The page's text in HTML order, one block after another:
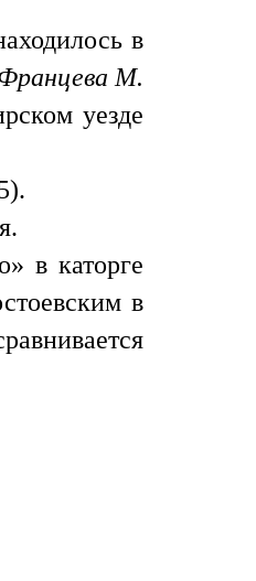
в
М.
уезде
в каторге
в